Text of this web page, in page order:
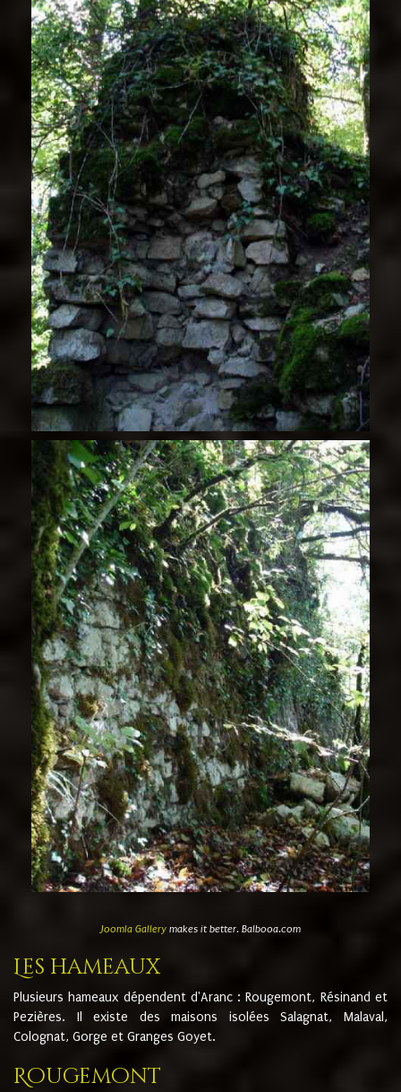
Joomla Gallerymakes it better. Balbooa.com
Les hameaux
Plusieurs hameaux dépendent d'Aranc : Rougemont, Résinand et
Pezières. Il existe des maisons isolées Salagnat, Malaval,
Colognat, Gorge et Granges Goyet.
Rougemont